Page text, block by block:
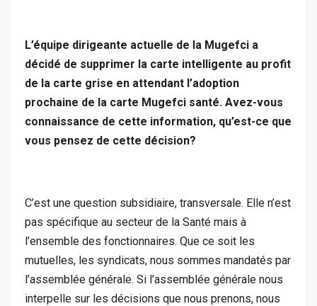
L’équipe dirigeante actuelle de la Mugefci a
décidé de supprimer la carte intelligente au profit
de la carte grise en attendant l’adoption
prochaine de la carte Mugefci santé. Avez-vous
connaissance de cette information, qu’est-ce que
vous pensez de cette décision?
C’est une question subsidiaire, transversale. Elle n’est
pas spécifique au secteur de la Santé mais à
l’ensemble des fonctionnaires. Que ce soit les
mutuelles, les syndicats, nous sommes mandatés par
l’assemblée générale. Si l’assemblée générale nous
interpelle sur les décisions que nous prenons, nous